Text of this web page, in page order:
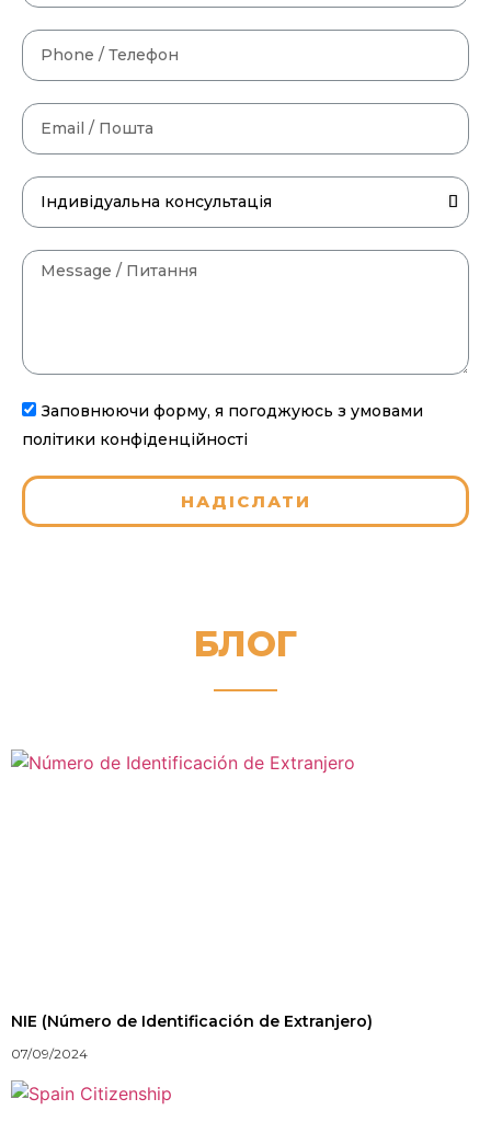
Заповнюючи форму, я погоджуюсь з умовами
політики конфіденційності
НАДІСЛАТИ
БЛОГ
NIE (Número de Identificación de Extranjero)
07/09/2024